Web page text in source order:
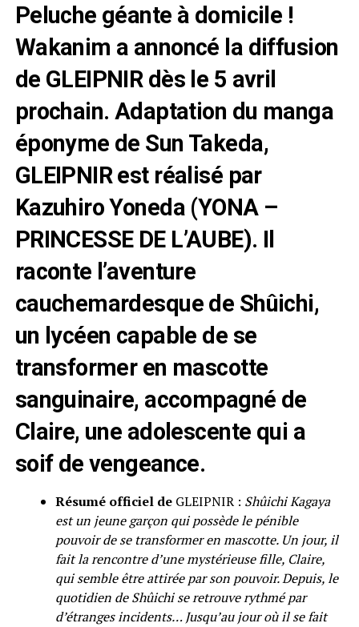
Peluche géante à domicile !
Wakanim a annoncé la diffusion
de GLEIPNIR dès le 5 avril
prochain. Adaptation du manga
éponyme de Sun Takeda,
GLEIPNIR est réalisé par
Kazuhiro Yoneda (YONA –
PRINCESSE DE L’AUBE). Il
raconte l’aventure
cauchemardesque de Shûichi,
un lycéen capable de se
transformer en mascotte
sanguinaire, accompagné de
Claire, une adolescente qui a
soif de vengeance.
Résumé officiel de GLEIPNIR : Shûichi Kagaya
est un jeune garçon qui possède le pénible
pouvoir de se transformer en mascotte. Un jour, il
fait la rencontre d’une mystérieuse fille, Claire,
qui semble être attirée par son pouvoir. Depuis, le
quotidien de Shûichi se retrouve rythmé par
d’étranges incidents… Jusqu’au jour où il se fait